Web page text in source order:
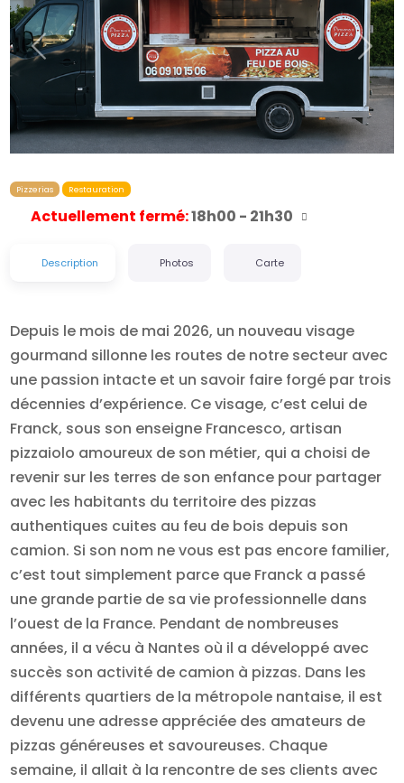
Précédent
Pizzerias Restauration
Actuellement fermé:18h00 - 21h30
Description Photos Carte
Depuis le mois de mai 2026, un nouveau visage
gourmand sillonne les routes de notre secteur avec
une passion intacte et un savoir faire forgé par trois
décennies d’expérience. Ce visage, c’est celui de
Franck, sous son enseigne Francesco, artisan
pizzaiolo amoureux de son métier, qui a choisi de
revenir sur les terres de son enfance pour partager
avec les habitants du territoire des pizzas
authentiques cuites au feu de bois depuis son
camion. Si son nom ne vous est pas encore familier,
c’est tout simplement parce que Franck a passé
une grande partie de sa vie professionnelle dans
l’ouest de la France. Pendant de nombreuses
années, il a vécu à Nantes où il a développé avec
succès son activité de camion à pizzas. Dans les
différents quartiers de la métropole nantaise, il est
devenu une adresse appréciée des amateurs de
pizzas généreuses et savoureuses. Chaque
semaine, il allait à la rencontre de ses clients avec